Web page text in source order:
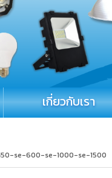
เกี่ยวกับเรา
se-600-se-1000-se-1500